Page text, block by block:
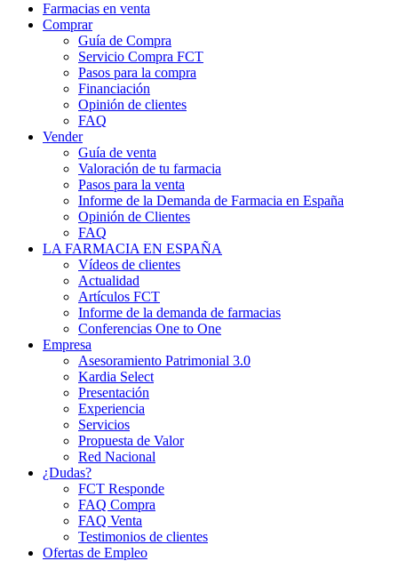
Farmacias en venta
Comprar
Guía de Compra
Servicio Compra FCT
Pasos para la compra
Financiación
Opinión de clientes
FAQ
Vender
Guía de venta
Valoración de tu farmacia
Pasos para la venta
Informe de la Demanda de Farmacia en España
Opinión de Clientes
FAQ
LA FARMACIA EN ESPAÑA
Vídeos de clientes
Actualidad
Artículos FCT
Informe de la demanda de farmacias
Conferencias One to One
Empresa
Asesoramiento Patrimonial 3.0
Kardia Select
Presentación
Experiencia
Servicios
Propuesta de Valor
Red Nacional
¿Dudas?
FCT Responde
FAQ Compra
FAQ Venta
Testimonios de clientes
Ofertas de Empleo